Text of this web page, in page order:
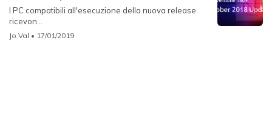
I PC compatibili all'esecuzione della nuova release
ricevon...
Jo Val • 17/01/2019